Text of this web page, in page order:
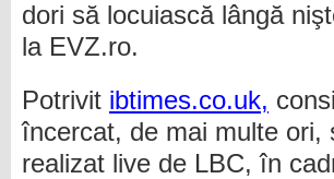
dori să locuiască lângă
la EVZ.ro.
Potrivit ibtimes.co.uk,
încercat, de mai multe ori,
realizat live de LBC, în